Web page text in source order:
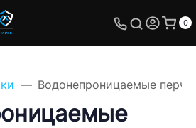
0
Водонепроницаемые